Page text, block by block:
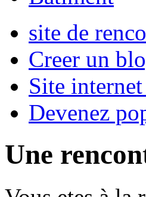
site de
Creer un
Site
Devenez
Une